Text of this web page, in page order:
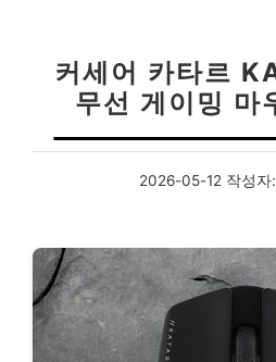
커세어 카타르
무선 게이밍 마
2026-05-12 작성자: